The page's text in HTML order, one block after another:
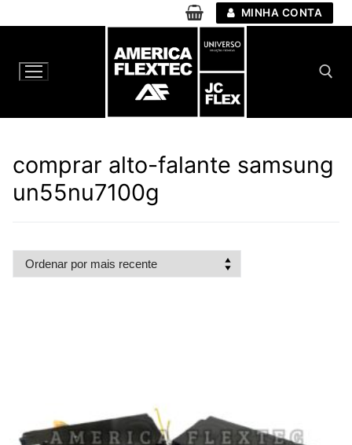
para
conteúdo
MINHA CONTA
comprar alto-falante samsung
un55nu7100g